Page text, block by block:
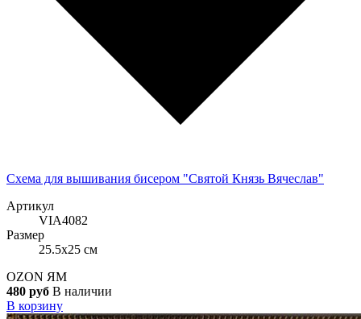
Схема для вышивания бисером "Святой Князь Вячеслав"
Артикул
VIA4082
Размер
25.5x25 см
OZON ЯМ
480 руб В наличии
В корзину